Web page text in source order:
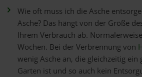
Wie oft muss ich die Asche
Asche? Das hängt von der Größe
Ihrem Verbrauch ab.
Wochen. Bei der Verbrennung von
wenig Asche an, die gleichzeitig
Garten ist und so auch kein